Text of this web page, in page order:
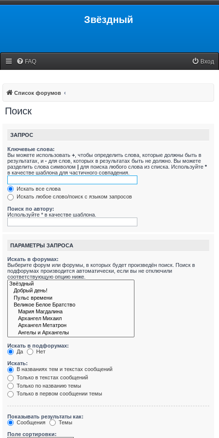
Звёздный
FAQ Вход
Список форумов
Поиск
ЗАПРОС
Ключевые слова:
Вы можете использовать + , чтобы определить слова, которые должны быть в
результатах, и - для слов, которых в результатах быть не должно. Вы можете
разделить слова символом | для поиска любого слова из списка. Используйте *
в качестве шаблона для частичного совпадения.
Искать все слова
Искать любое слово/поиск с языком запросов
Поиск по автору:
Используйте * в качестве шаблона.
ПАРАМЕТРЫ ЗАПРОСА
Искать в форумах:
Выберите форум или форумы, в которых будет произведён поиск. Поиск в
подфорумах производится автоматически, если вы не отключили
соответствующую опцию ниже.
Искать в подфорумах:
Да
Нет
Искать:
В названиях тем и текстах сообщений
Только в текстах сообщений
Только по названию темы
Только в первом сообщении темы
Показывать результаты как:
Сообщения
Темы
Поле сортировки: